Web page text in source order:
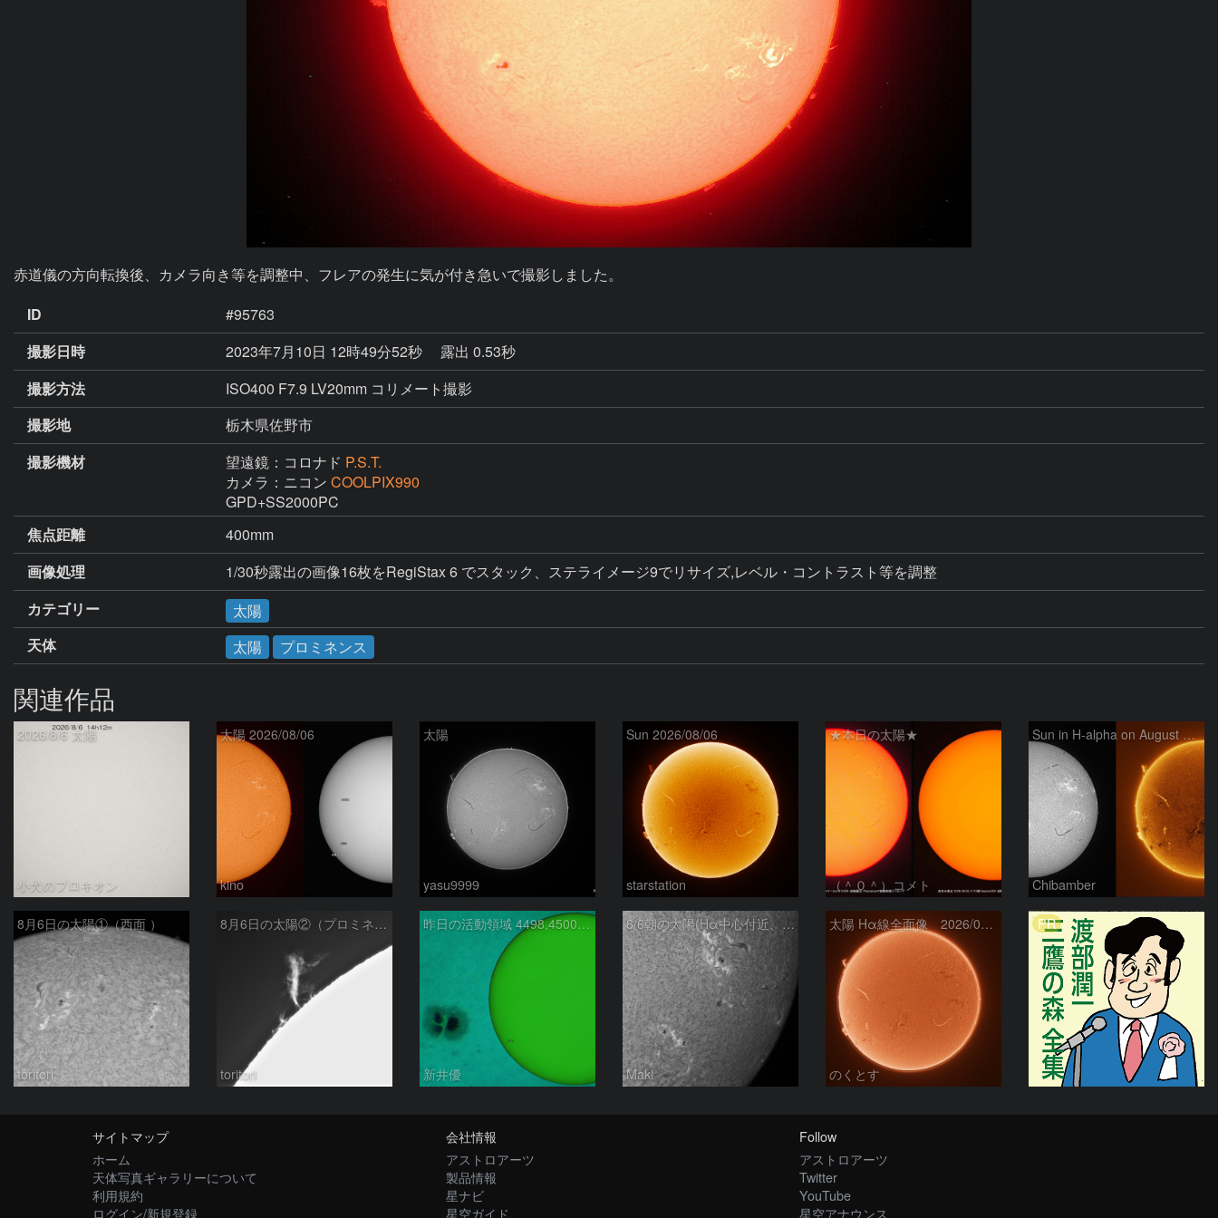
赤道儀の方向転換後、カメラ向き等を調整中、フレアの発生に気が付き急いで撮影しました。
ID
#95763
撮影日時
2023年7月10日 12時49分52秒
露出 0.53秒
撮影方法
ISO400 F7.9 LV20mm コリメート撮影
撮影地
栃木県佐野市
撮影機材
望遠鏡：コロナド P.S.T.
カメラ：ニコン COOLPIX990
焦点距離
400mm
画像処理
カテゴリー
太陽
天体
太陽 プロミネンス
関連作品
2026/8/6 太陽
小犬のプロキオン
太陽 2026/08/06
kino
太陽
yasu9999
Sun 2026/08/06
starstation
★本日の太陽★
（＾０＾）コメト
Sun in H-alpha on August 6, 2026
Chibamber
8月6日の太陽①（西面 ）
toritori
8月6日の太陽②（プロミネン北東縁 ）
toritori
昨日の活動領域 4498,4500：2026/08/05
新井優
8/6朝の太陽(Hα中心付近、4498、4502付近)
Maki
太陽 Hα線全面像 2026/08/06
のくとす
PR
サイトマップ
ホーム
天体写真ギャラリーについて
利用規約
ログイン/新規登録
会社情報
アストロアーツ
製品情報
星ナビ
星空ガイド
Follow
アストロアーツ
Twitter
YouTube
星空アナウンス